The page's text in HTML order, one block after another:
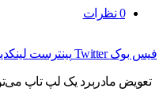
0 نظرات
فیس بوک Twitter پینترست
تعویض مادربرد یک لپ تاپ